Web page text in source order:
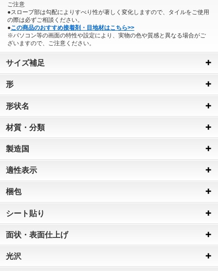
ご注意
●スロープ部は勾配によりすべり性が著しく変化しますので、タイルをご使用
の際は必ずご相談ください。
●この商品のおすすめ接着剤・目地材はこちら>>
※パソコン等の画面の特性や設定により、実物の色や質感と異なる場合がご
ざいますので、ご注意ください。
サイズ補足
形
形状名
材質・分類
製造国
適性表示
梱包
シート貼り
面状・表面仕上げ
光沢